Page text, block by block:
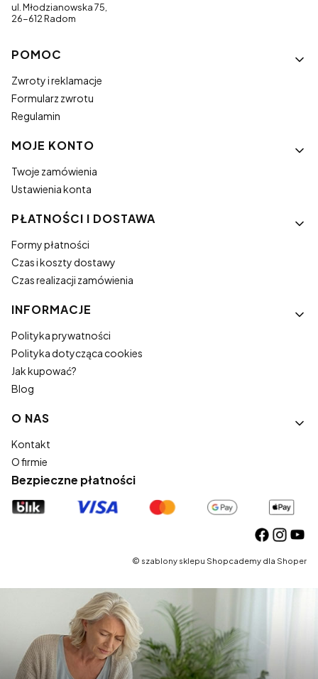
ul. Młodzianowska 75,
26-612 Radom
Linki w stopce
POMOC
Zwroty i reklamacje
Formularz zwrotu
Regulamin
MOJE KONTO
Twoje zamówienia
Ustawienia konta
PŁATNOŚCI I DOSTAWA
Formy płatności
Czas i koszty dostawy
Czas realizacji zamówienia
INFORMACJE
Polityka prywatności
Polityka dotycząca cookies
Jak kupować?
Blog
O NAS
Kontakt
O firmie
Bezpieczne płatności
© szablony sklepu Shopcademy dla Shoper